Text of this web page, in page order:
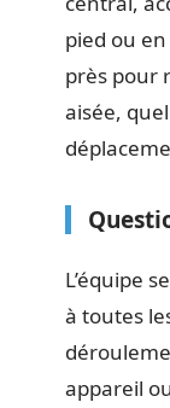
pied ou
près pour
aisée,
L’équipe
à toutes
appareil